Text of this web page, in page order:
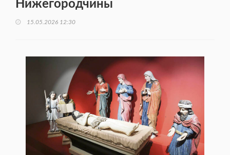
Нижегородчины
15.05.2026 12:30